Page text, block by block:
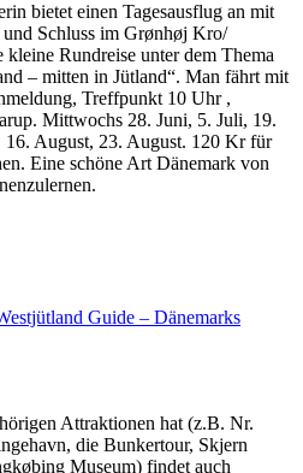
bietet einen Tagesausflug an mit
und Schluss im Grønhøj Kro/
Rundreise unter dem Thema
– mitten in Jütland“. Man fährt mit
Treffpunkt 10 Uhr ,
Mittwochs 28. Juni, 5. Juli, 19.
August, 23. August. 120 Kr für
Eine schöne Art Dänemark von
Guide – Dänemarks
Attraktionen hat (z.B. Nr.
die Bunkertour, Skjern
Museum) findet auch